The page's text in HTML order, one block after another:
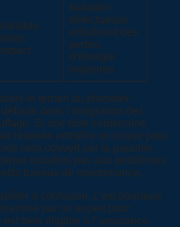
Variable,
selon
impact
Isolation
défectueuse
entraînant des
pertes
d’énergie
majeures
le terrain du plombier-
dans l’intégration des
Si une fuite souterraine
réalisée entraîne un risque pour
sera couvert par la garantie
toutefois pas aux problèmes
travaux de maintenance.
à confusion, c’est pourquoi
par un expert pour
bien éligible à l’assurance.